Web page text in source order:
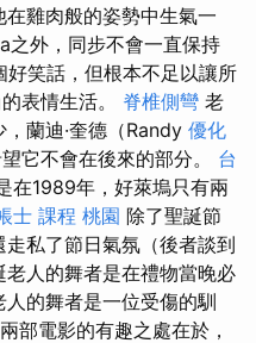
雞肉般的姿勢中生氣一
外，同步不會一直保持
好笑話，但根本不足以讓所
表情生活。 脊椎側彎 老
蘭迪·奎德（Randy 優化
它不會在後來的部分。 台
在1989年，好萊塢只有兩
士 課程 桃園 除了聖誕節
私了節日氣氛（後者談到
人的舞者是在禮物當晚必
的舞者是一位受傷的馴
部電影的有趣之處在於，